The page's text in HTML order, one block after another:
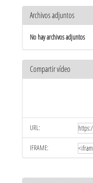
Archivos adjuntos
No hay archivos adjuntos
Compartir vídeo
URL:
IFRAME: